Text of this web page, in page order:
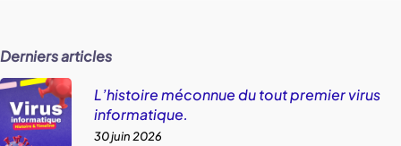
Derniers articles
L’histoire méconnue du tout premier virus
informatique.
30 juin 2026